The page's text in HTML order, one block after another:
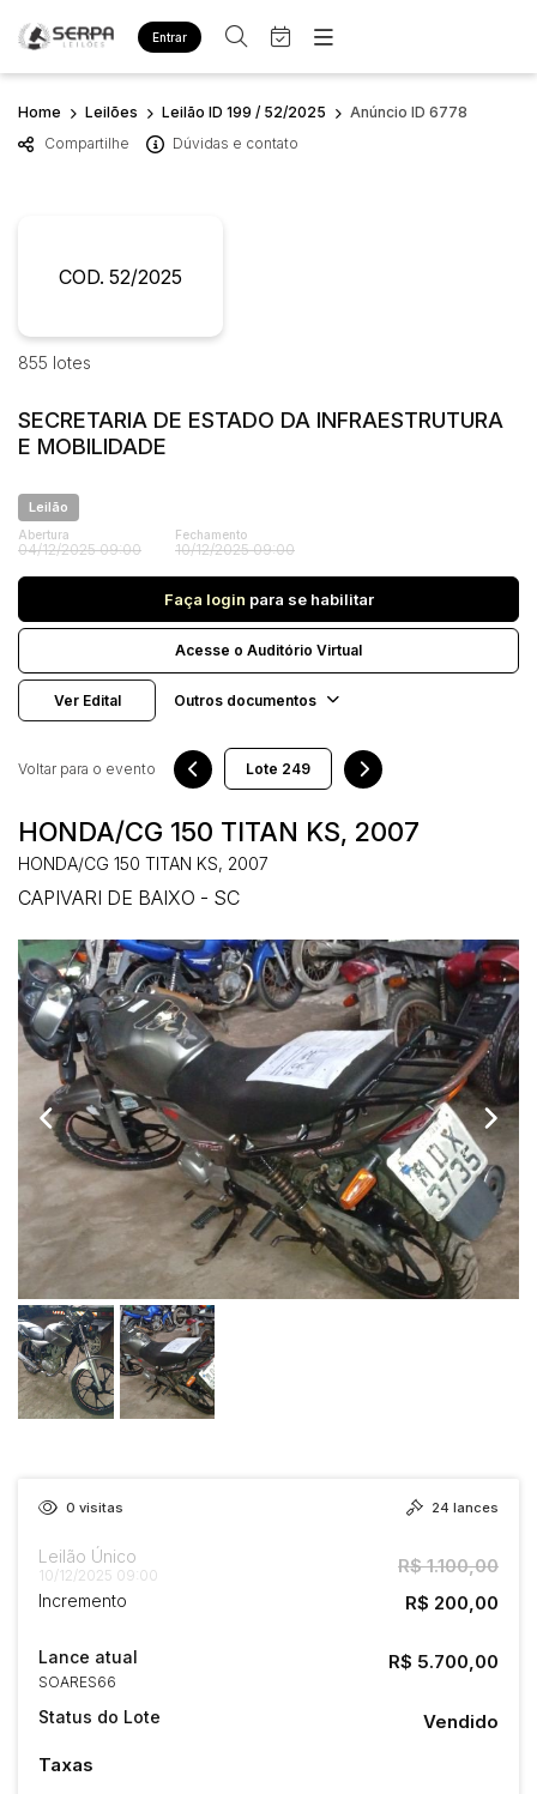
Entrar
Site
Busca por categoria
Bens diversos
Apartamentos
Casa
Terreno
Veículos
Carro
Busca por palavra-chave
Faixa de valor
R$
Home
Home Leilões Leilão ID 199 / 52/2025
Anúncio ID 6778
Compartilhe
Dúvidas e contato
COD. 52/2025
855 lotes
SECRETARIA DE ESTADO DA INFRAESTRUTURA
E MOBILIDADE
Leilão
Abertura
04/12/2025 09:00
Fechamento
10/12/2025 09:00
Faça login para se habilitar
Acesse o Auditório Virtual
Ver Edital Outros documentos
HONDA/CG 150 TITAN KS, 2007
HONDA/CG 150 TITAN KS, 2007
CAPIVARI DE BAIXO - SC
Voltar para o evento
0 visitas 24 lances
Leilão Único
10/12/2025 09:00 R$ 1.100,00
Incremento R$ 200,00
Lance atual
SOARES66
R$ 5.700,00
Status do Lote
Vendido
Taxas